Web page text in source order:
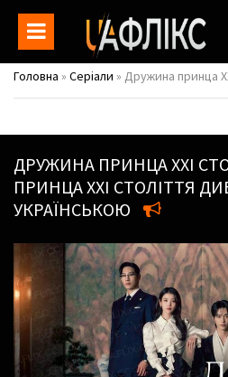
Головна » Серіали » Дружина принца ХХІ століття / Обраниця принца ХХІ
ДРУЖИНА ПРИНЦА ХХІ
ПРИНЦА ХХІ СТОЛІТТЯ
УКРАЇНСЬКОЮ